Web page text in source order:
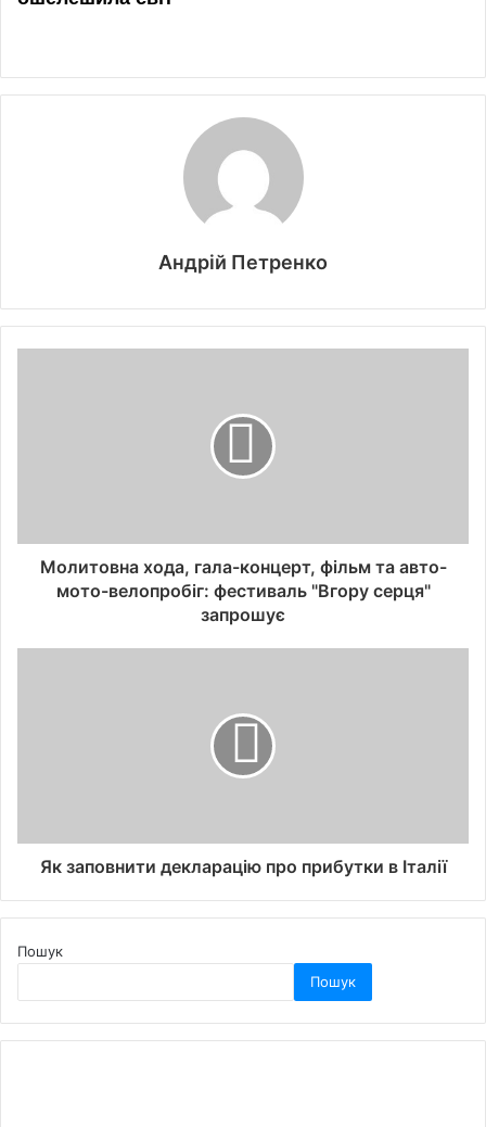
Андрій Петренко
Молитовна хода, гала-концерт, фільм та авто-
мото-велопробіг: фестиваль "Вгору серця"
запрошує
Як заповнити декларацію про прибутки в Італії
Пошук
Пошук